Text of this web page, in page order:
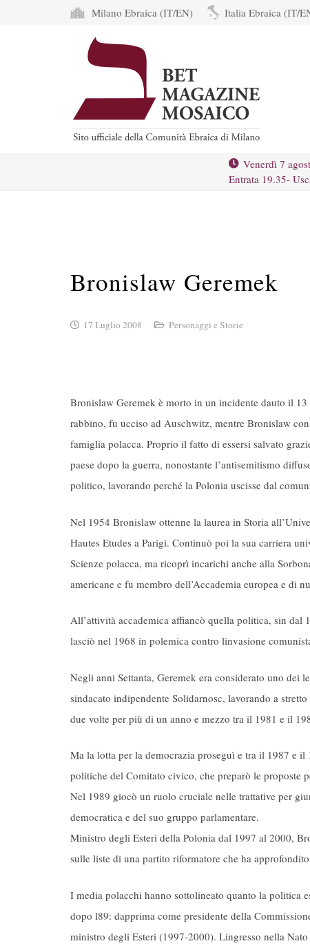
Milano Ebraica (IT/EN) Italia Ebraica (IT/
Venerdì 7
Entrata 19.35-
Bronislaw Geremek
17 Luglio 2008 Personaggi e Storie
Bronislaw Geremek è morto in un incidente dauto il
rabbino, fu ucciso ad Auschwitz, mentre Bronislaw
famiglia polacca. Proprio il fatto di essersi salvato
paese dopo la guerra, nonostante l’antisemitismo
politico, lavorando perché la Polonia uscisse dal
Nel 1954 Bronislaw ottenne la laurea in Storia
Hautes Etudes a Parigi. Continuò poi la sua carriera
Scienze polacca, ma ricoprì incarichi anche alla
americane e fu membro dell’Accademia europea e di
All’attività accademica affiancò quella politica, sin
lasciò nel 1968 in polemica contro linvasione
Negli anni Settanta, Geremek era considerato uno dei
sindacato indipendente Solidarnosc, lavorando a
due volte per più di un anno e mezzo tra il 1981 e il
Ma la lotta per la democrazia proseguì e tra il 1987 e
politiche del Comitato civico, che preparò le proposte
Nel 1989 giocò un ruolo cruciale nelle trattative per
democratica e del suo gruppo parlamentare.
Ministro degli Esteri della Polonia dal 1997 al 2000,
sulle liste di una partito riformatore che ha
I media polacchi hanno sottolineato quanto la politica
dopo l89: dapprima come presidente della
ministro degli Esteri (1997-2000). Lingresso nella